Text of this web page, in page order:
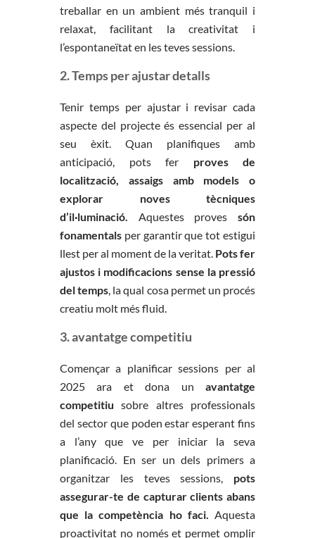
treballar en un ambient més tranquil i
relaxat, facilitant la creativitat i
l’espontaneïtat en les teves sessions.
2. Temps per ajustar detalls
Tenir temps per ajustar i revisar cada
aspecte del projecte és essencial per al
seu èxit. Quan planifiques amb
anticipació, pots fer proves de
localització, assaigs amb models o
explorar noves tècniques
d’il·luminació. Aquestes proves són
fonamentals per garantir que tot estigui
llest per al moment de la veritat. Pots fer
ajustos i modificacions sense la pressió
del temps, la qual cosa permet un procés
creatiu molt més fluid.
3. avantatge competitiu
Començar a planificar sessions per al
2025 ara et dona un avantatge
competitiu sobre altres professionals
del sector que poden estar esperant fins
a l’any que ve per iniciar la seva
planificació. En ser un dels primers a
organitzar les teves sessions, pots
assegurar-te de capturar clients abans
que la competència ho faci. Aquesta
proactivitat no només et permet omplir